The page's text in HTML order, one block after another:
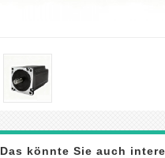
Das könnte Sie auch